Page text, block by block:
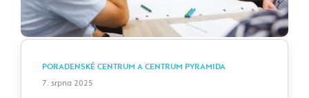
PORADENSKÉ CENTRUM A CENTRUM PYRAMIDA
7. srpna 2025